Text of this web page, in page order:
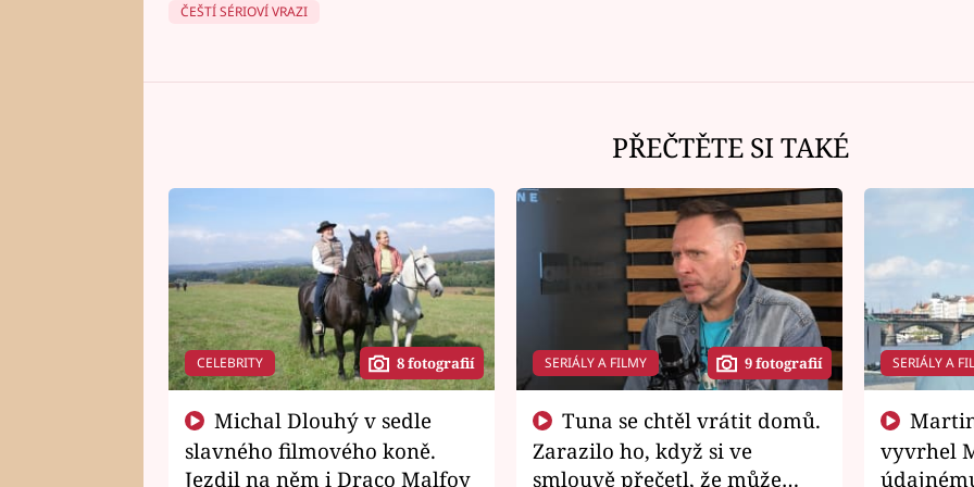
ČEŠTÍ SÉRIOVÍ VRAZI
PŘEČTĚTE SI TAKÉ
CELEBRITY 8 fotografií
slavného filmového koně.
Jezdil na něm i Draco Malfoy
SERIÁLY A FILMY 9 fotografií
Zarazilo ho, když si ve
smlouvě přečetl, že může
SERIÁLY A
vyvrhel